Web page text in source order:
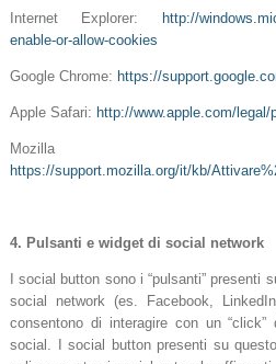
Internet Explorer: http://
enable-or-allow-cookies
Google Chrome: https://
Apple Safari: http://www.apple.com/
Mozilla
https://support.mozilla.org/it/kb/
4. Pulsanti e widget di social network
I social button sono i “pulsanti” presenti
social network (es. Facebook,
consentono di interagire con un
social. I social button presenti su